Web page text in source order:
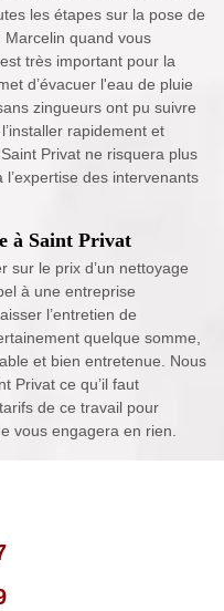
les étapes sur la pose de
quand vous
très important pour la
d’évacuer l'eau de pluie
zingueurs ont pu suivre
rapidement et
Privat ne risquera plus
des intervenants
à Saint Privat
sur le prix d’un nettoyage
à une entreprise
l’entretien de
quelque somme,
et bien entretenue. Nous
Privat ce qu’il faut
de ce travail pour
vous engagera en rien.